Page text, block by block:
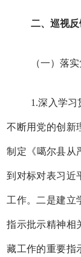
二、巡视
（一）落
1.深入学习
不断用党的创新
制定《噶尔县从
到对标对表习近
工作。二是建立
指示批示精神相
藏工作的重要指